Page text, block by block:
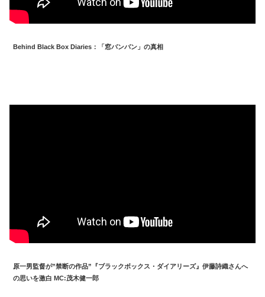
Behind Black Box Diaries：「窓バンバン」の真相
原一男監督が”禁断の作品”『ブラックボックス・ダイアリーズ』伊藤詩織さんへ
の思いを激白 MC:茂木健一郎